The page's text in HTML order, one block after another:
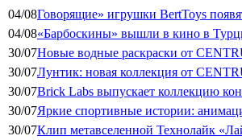
04/08Говорящие» игрушки BertToys
04/08«Барбоскины» вышли в кино в
30/07Новые водные раскраски от
30/07Лунтик: новая коллекция от
30/07Brick Labs выпускает коллекцию
30/07Яркие спортивные истории:
30/07Клип метавселенной Технолайк